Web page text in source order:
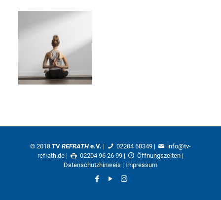
© 2018 TV REFRATHe.V. | 02204 60349 |
info@tv-
refrath.de | 02204 96 26 99 | Öffnungszeiten|
Datenschutzhinweis | Impressum